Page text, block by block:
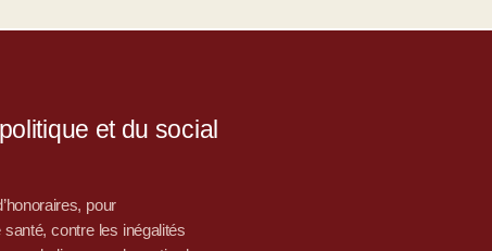
et du social
pour
contre les inégalités